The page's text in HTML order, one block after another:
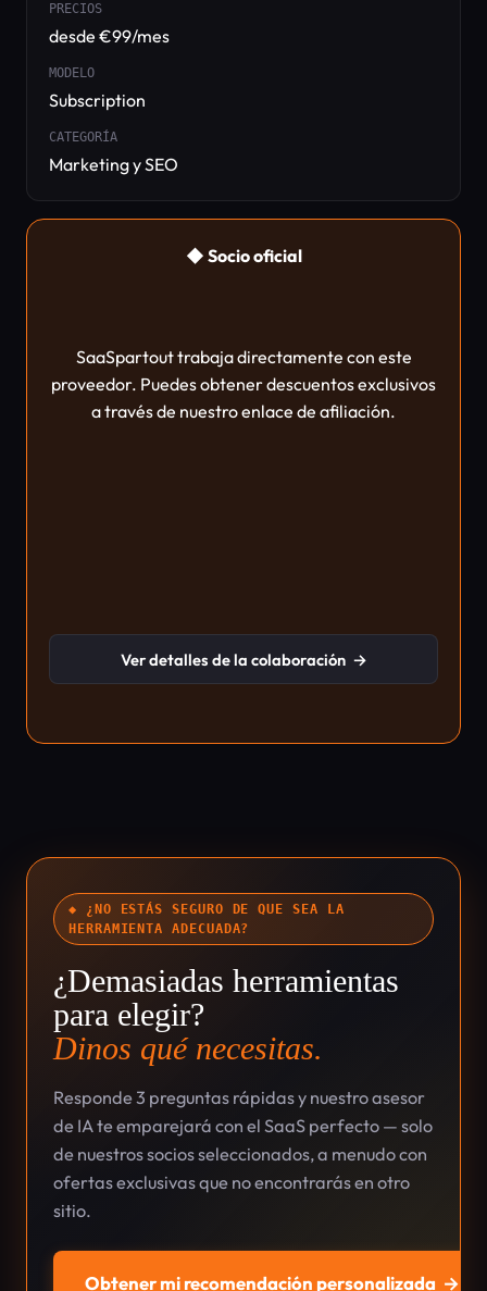
PRECIOS
desde €99/mes
MODELO
Subscription
CATEGORÍA
Marketing y SEO
◆ Socio oficial
SaaSpartout trabaja directamente con este
proveedor. Puedes obtener descuentos exclusivos
a través de nuestro enlace de afiliación.
Ver detalles de la colaboración →
◆ ¿NO ESTÁS SEGURO DE QUE SEA LA
HERRAMIENTA ADECUADA?
¿Demasiadas herramientas
para elegir?
Dinos qué necesitas.
Responde 3 preguntas rápidas y nuestro asesor
de IA te emparejará con el SaaS perfecto — solo
de nuestros socios seleccionados, a menudo con
ofertas exclusivas que no encontrarás en otro
sitio.
Obtener mi recomendación personalizada →